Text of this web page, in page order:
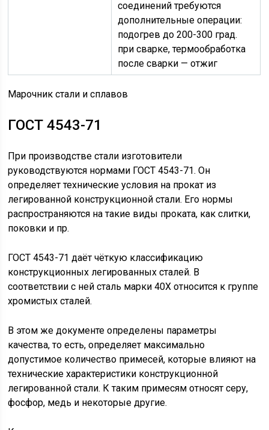
соединений требуются
дополнительные операции:
подогрев до 200-300 град.
при сварке, термообработка
после сварки — отжиг
Марочник стали и сплавов
ГОСТ 4543-71
При производстве стали изготовители
руководствуются нормами ГОСТ 4543-71. Он
определяет технические условия на прокат из
легированной конструкционной стали. Его нормы
распространяются на такие виды проката, как слитки,
поковки и пр.
ГОСТ 4543-71 даёт чёткую классификацию
конструкционных легированных сталей. В
соответствии с ней сталь марки 40Х относится к группе
хромистых сталей.
В этом же документе определены параметры
качества, то есть, определяет максимально
допустимое количество примесей, которые влияют на
технические характеристики конструкционной
легированной стали. К таким примесям относят серу,
фосфор, медь и некоторые другие.